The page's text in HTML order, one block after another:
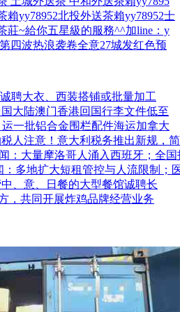
賴yy78952北投外送茶賴yy78952士
莊~給你五星級的服務^^加line：y
四波热浪袭卷全意27城发红色预
聘大衣、西装搭铺或批量加工
大陆澳门香港回国行李文件低至
一批铝合金围栏配件海运加拿大
人注意！意大利税务推出新规，
：大量摩洛哥人涌入西班牙；全国
：多地扩大短租管控与人流限制；
、意、日餐的大型餐馆诚聘长
，共同开展炸鸡品牌经营业务